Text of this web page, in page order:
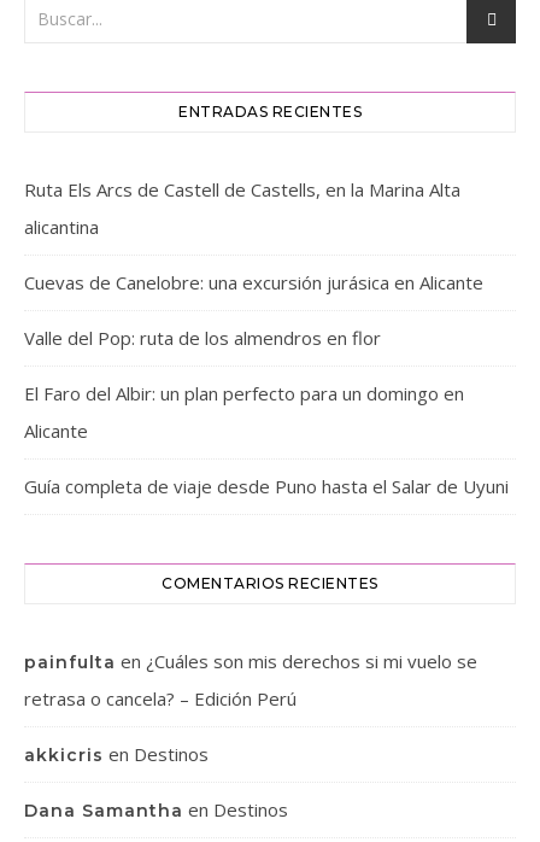
ENTRADAS RECIENTES
Ruta Els Arcs de Castell de Castells, en la Marina Alta
alicantina
Cuevas de Canelobre: una excursión jurásica en Alicante
Valle del Pop: ruta de los almendros en flor
El Faro del Albir: un plan perfecto para un domingo en
Alicante
Guía completa de viaje desde Puno hasta el Salar de Uyuni
COMENTARIOS RECIENTES
painfulta en ¿Cuáles son mis derechos si mi vuelo se
retrasa o cancela? – Edición Perú
akkicris en Destinos
Dana Samantha en Destinos